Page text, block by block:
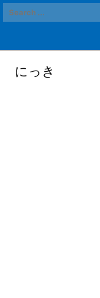
にっき